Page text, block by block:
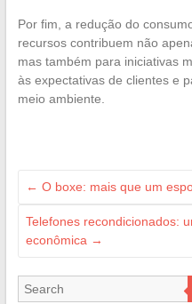
Por fim, a redução do
recursos contribuem não
mas também para iniciativas
às expectativas de clientes e
meio ambiente.
← O boxe: mais que um
Telefones recondicionados:
econômica →